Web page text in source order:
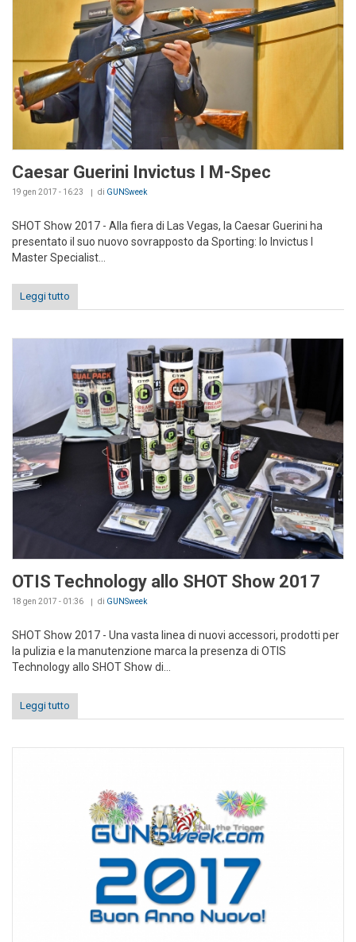
Caesar Guerini Invictus I M-Spec
19 gen 2017 - 16:23 di GUNSweek
SHOT Show 2017 - Alla fiera di Las Vegas, la Caesar Guerini ha
presentato il suo nuovo sovrapposto da Sporting: lo Invictus I
Master Specialist...
Leggi tutto
OTIS Technology allo SHOT Show 2017
18 gen 2017 - 01:36 di GUNSweek
SHOT Show 2017 - Una vasta linea di nuovi accessori, prodotti per
la pulizia e la manutenzione marca la presenza di OTIS
Technology allo SHOT Show di...
Leggi tutto